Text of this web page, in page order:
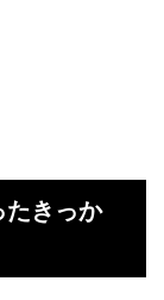
たきっか